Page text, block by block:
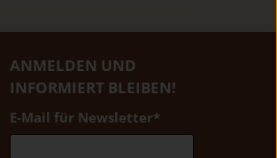
ANMELDEN UND
INFORMIERT BLEIBEN!
E-Mail für Newsletter*